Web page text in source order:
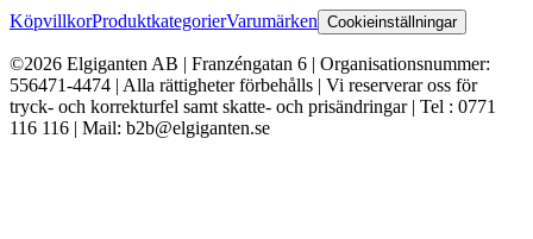
KöpvillkorProduktkategorierVarumärken Cookieinställningar
©2026 Elgiganten AB | Franzéngatan 6 | Organisationsnummer:
556471-4474 | Alla rättigheter förbehålls | Vi reserverar oss för
tryck- och korrekturfel samt skatte- och prisändringar | Tel : 0771
116 116 | Mail: b2b@elgiganten.se